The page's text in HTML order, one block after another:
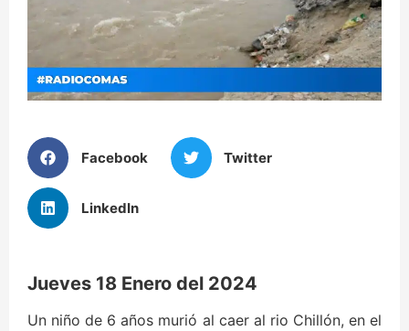
Facebook Twitter
LinkedIn
Jueves 18 Enero del 2024
Un niño de 6 años murió al caer al rio Chillón, en el